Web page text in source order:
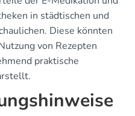
in städtischen und
Diese könnten
von Rezepten
praktische